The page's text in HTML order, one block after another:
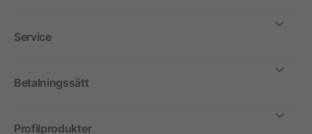
Service
Betalningssätt
Profilprodukter